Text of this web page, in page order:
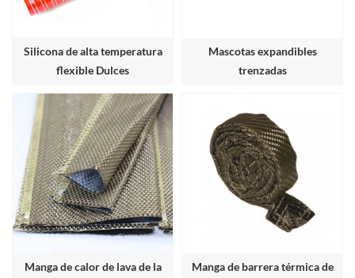
Silicona de alta temperatura
flexible Dulces
Mascotas expandibles
trenzadas
Manga de calor de lava de la
Manga de barrera térmica de